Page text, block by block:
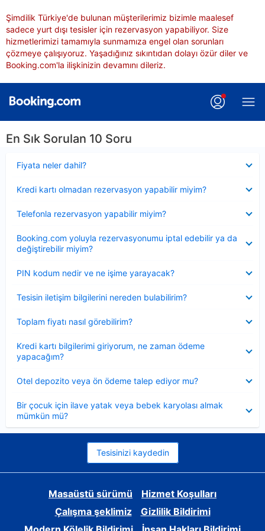
Şimdilik Türkiye'de bulunan müşterilerimiz bizimle maalesef
sadece yurt dışı tesisler için rezervasyon yapabiliyor. Size
hizmetlerimizi tamamıyla sunmamıza engel olan sorunları
çözmeye çalışıyoruz. Yaşadığınız sıkıntıdan dolayı özür diler ve
Booking.com'la ilişkinizin devamını dileriz.
En Sık Sorulan 10 Soru
Fiyata neler dahil?
Kredi kartı olmadan rezervasyon yapabilir miyim?
Telefonla rezervasyon yapabilir miyim?
Booking.com yoluyla rezervasyonumu iptal edebilir ya da
değiştirebilir miyim?
PIN kodum nedir ve ne işime yarayacak?
Tesisin iletişim bilgilerini nereden bulabilirim?
Toplam fiyatı nasıl görebilirim?
Kredi kartı bilgilerimi giriyorum, ne zaman ödeme
yapacağım?
Otel depozito veya ön ödeme talep ediyor mu?
Bir çocuk için ilave yatak veya bebek karyolası almak
mümkün mü?
Tesisinizi kaydedin
Masaüstü sürümü
Hizmet Koşulları
Çalışma şeklimiz
Gizlilik Bildirimi